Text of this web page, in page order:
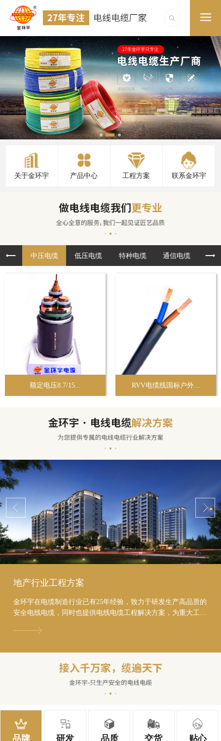
关于金环宇 产品中心 工程方案 联系金环宇
中压电缆 低压电缆 特种电缆 通信电缆 布
额定电压8.7/15... RVV电缆线国标户外...
地产行业工程方案
金环宇在电缆制造行业已有25年经验，致力于研发生产高品质的
安全电线电缆，同时也提供电线电缆工程解决方案，为重大工程
品牌
研发
品质
交货
贴心